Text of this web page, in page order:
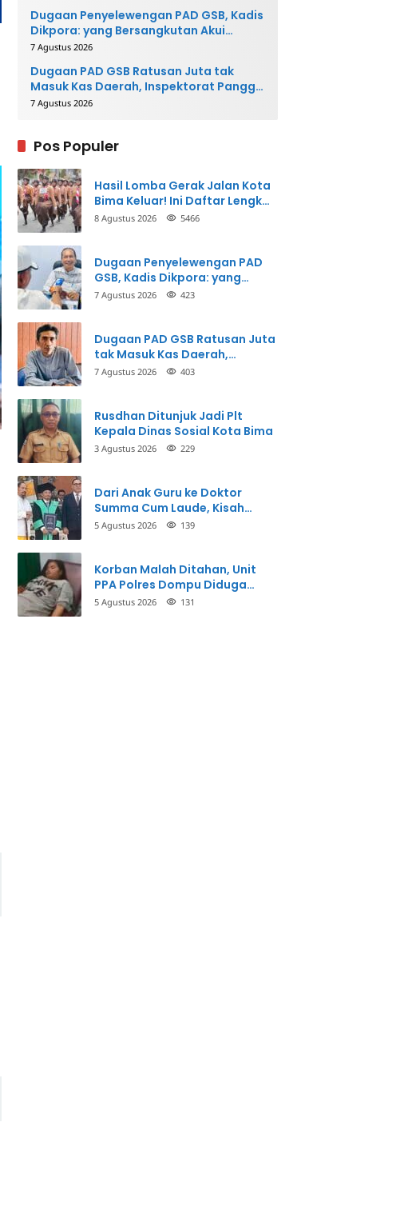
Dugaan Penyelewengan PAD GSB, Kadis
Dikpora: yang Bersangkutan Akui
Perbuatannya dan Siap
7 Agustus 2026
Dugaan PAD GSB Ratusan Juta tak
Masuk Kas Daerah, Inspektorat Panggil
Pihak Terkait
7 Agustus 2026
Pos Populer
Hasil Lomba Gerak Jalan Kota
Bima Keluar! Ini Daftar Lengkap
Para Juara
8 Agustus 2026 5466
Dugaan Penyelewengan PAD
GSB, Kadis Dikpora: yang
Bersangkutan Akui
7 Agustus 2026 423
Dugaan PAD GSB Ratusan Juta
tak Masuk Kas Daerah,
Inspektorat Panggil Pihak
7 Agustus 2026 403
Rusdhan Ditunjuk Jadi Plt
Kepala Dinas Sosial Kota Bima
3 Agustus 2026 229
Dari Anak Guru ke Doktor
Summa Cum Laude, Kisah
Taman Firdaus Menginspirasi
5 Agustus 2026 139
Korban Malah Ditahan, Unit
PPA Polres Dompu Diduga
Balikkan Fakta Kasus
5 Agustus 2026 131